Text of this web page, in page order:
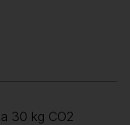
30 kg CO2